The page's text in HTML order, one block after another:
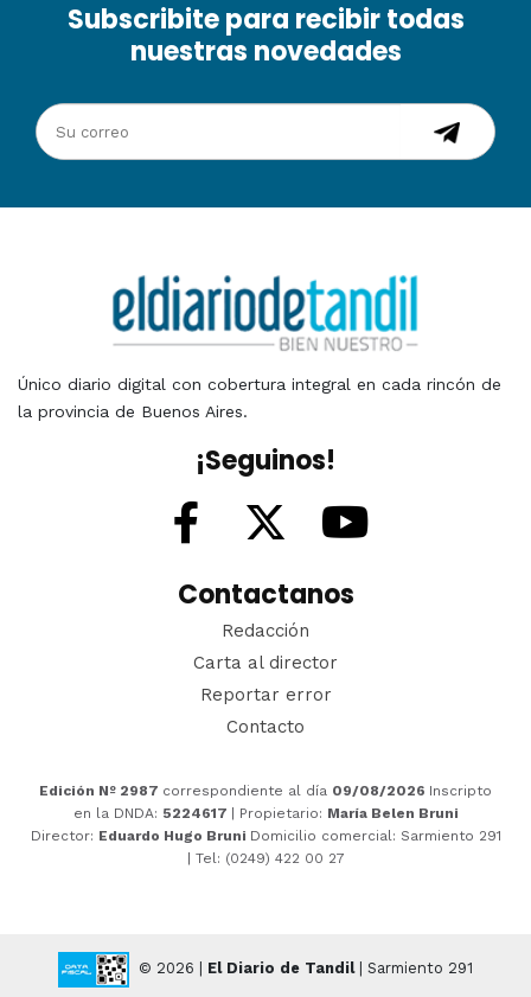
Subscribite para recibir todas
nuestras novedades
Único diario digital con cobertura integral en cada rincón de
la provincia de Buenos Aires.
¡Seguinos!
Contactanos
Redacción
Carta al director
Reportar error
Contacto
Edición Nº 2987 correspondiente al día 09/08/2026 Inscripto
en la DNDA: 5224617 | Propietario: María Belen Bruni
Director: Eduardo Hugo Bruni Domicilio comercial: Sarmiento 291
| Tel: (0249) 422 00 27
© 2026 | El Diario de Tandil| Sarmiento 291